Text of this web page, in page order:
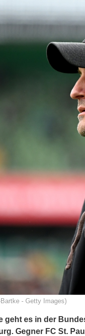
- Getty Images)
es in der
Gegner FC St.